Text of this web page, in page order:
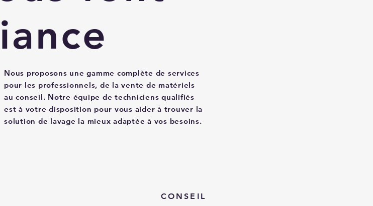
Nous proposons une gamme complète de services
pour les professionnels, de la vente de matériels
au conseil. Notre équipe de techniciens qualifiés
est à votre disposition pour vous aider à trouver la
solution de lavage la mieux adaptée à vos besoins.
CONSEIL